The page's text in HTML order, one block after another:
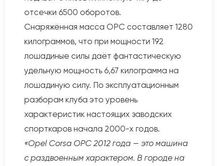
отсечки 6500 оборотов.
Снаряжённая масса OPC составляет 1280
килограммов, что при мощности 192
лошадиные силы даёт фантастическую
удельную мощность 6,67 килограмма на
лошадиную силу. По эксплуатационным
разборам клуба это уровень
характеристик настоящих заводских
спорткаров начала 2000-х годов.
«Opel Corsa OPC 2012 года — это машина
с раздвоенным характером. В городе на